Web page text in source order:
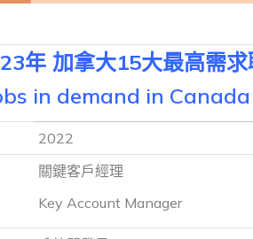
年 加拿大15大最高需
in demand in
2022
關鍵客戶經理
Key Account Manager